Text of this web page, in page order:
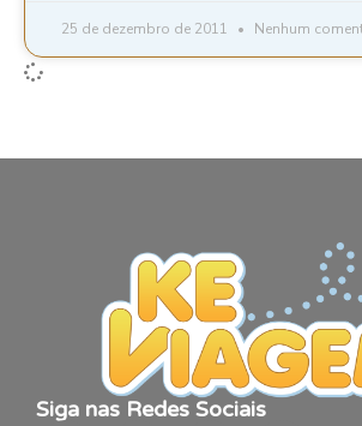
25 de dezembro de 2011 Nenhum
Siga nas Redes Sociais